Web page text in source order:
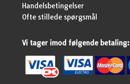
Handelsbetingelser
Ofte stillede spørgsmål
Vi tager imod følgende betaling: